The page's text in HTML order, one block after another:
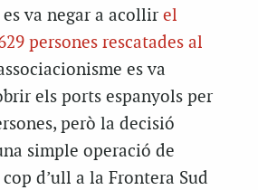
va negar a acollir el
persones rescatades al
es va
els ports espanyols per
però la decisió
simple operació de
d’ull a la Frontera Sud